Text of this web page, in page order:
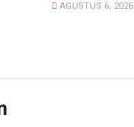
AGUSTUS 6, 2026